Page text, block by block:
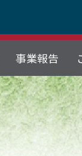
事業報告